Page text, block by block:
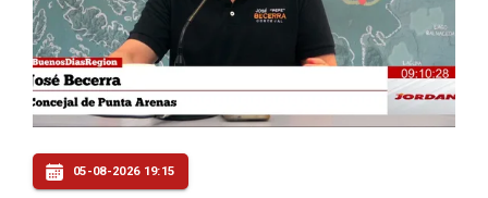
05-08-2026 19:15